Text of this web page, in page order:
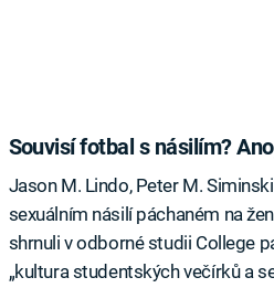
Souvisí fotbal s násilím?
Jason M. Lindo, Peter M.
sexuálním násilí páchaném na
shrnuli v odborné studii College
„kultura studentských večírků a